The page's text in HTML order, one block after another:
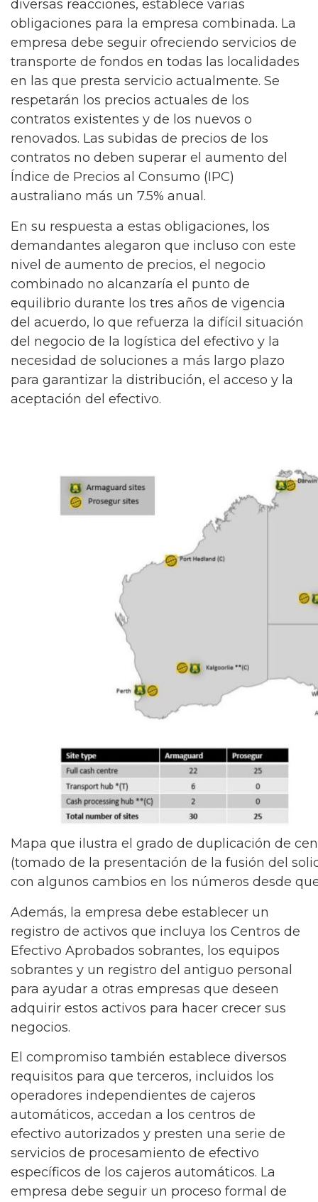
diversas reacciones, establece varias
obligaciones para la empresa combinada. La
empresa debe seguir ofreciendo servicios de
transporte de fondos en todas las localidades
en las que presta servicio actualmente. Se
respetarán los precios actuales de los
contratos existentes y de los nuevos o
renovados. Las subidas de precios de los
contratos no deben superar el aumento del
Índice de Precios al Consumo (IPC)
australiano más un 7.5% anual.
En su respuesta a estas obligaciones, los
demandantes alegaron que incluso con este
nivel de aumento de precios, el negocio
combinado no alcanzaría el punto de
equilibrio durante los tres años de vigencia
del acuerdo, lo que refuerza la difícil situación
del negocio de la logística del efectivo y la
necesidad de soluciones a más largo plazo
para garantizar la distribución, el acceso y la
aceptación del efectivo.
Mapa que ilustra el grado de duplicación de
(tomado de la presentación de la fusión del
con algunos cambios en los números desde
Además, la empresa debe establecer un
registro de activos que incluya los Centros de
Efectivo Aprobados sobrantes, los equipos
sobrantes y un registro del antiguo personal
para ayudar a otras empresas que deseen
adquirir estos activos para hacer crecer sus
negocios.
El compromiso también establece diversos
requisitos para que terceros, incluidos los
operadores independientes de cajeros
automáticos, accedan a los centros de
efectivo autorizados y presten una serie de
servicios de procesamiento de efectivo
específicos de los cajeros automáticos. La
empresa debe seguir un proceso formal de